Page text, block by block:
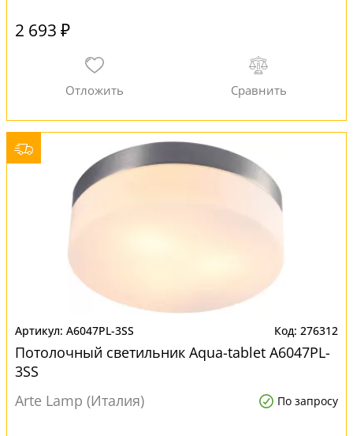
2 693 ₽
A6047PL-3SS 276312
Потолочный светильник Aqua-tablet A6047PL-
3SS
Arte Lamp (Италия)
По запросу